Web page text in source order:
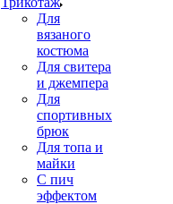
Для
вязаного
костюма
Для свитера
и джемпера
Для
спортивных
брюк
Для топа и
майки
С пич
эффектом